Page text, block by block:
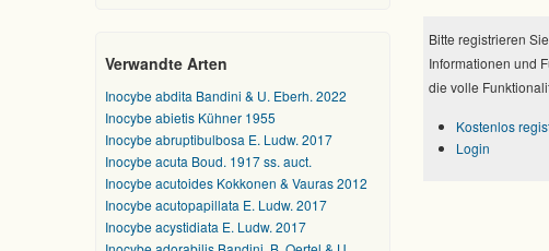
Verwandte Arten
Inocybe abdita Bandini & U. Eberh. 2022
Inocybe abietis Kühner 1955
Inocybe abruptibulbosa E. Ludw. 2017
Inocybe acuta Boud. 1917 ss. auct.
Inocybe acutoides Kokkonen & Vauras 2012
Inocybe acutopapillata E. Ludw. 2017
Inocybe acystidiata E. Ludw. 2017
Bitte registrieren
Informationen und
die volle
Kostenlos
Login